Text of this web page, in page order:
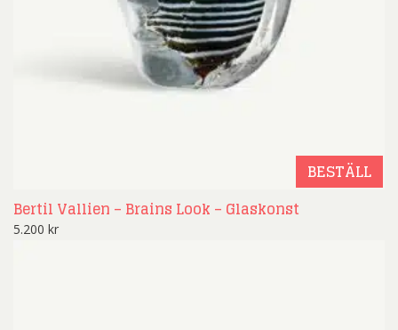
BESTÄLL
Bertil Vallien – Brains Look – Glaskonst
5.200 kr